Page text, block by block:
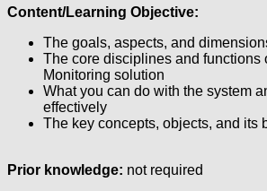
Content/Learning Objective:
The goals, aspects, and
The core disciplines and functions
Monitoring solution
What you can do with the system
effectively
The key concepts, objects, and its
Prior knowledge: not required